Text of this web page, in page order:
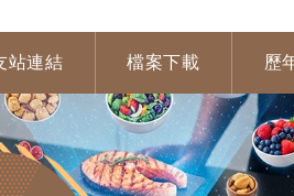
站連結 檔案下載 歷